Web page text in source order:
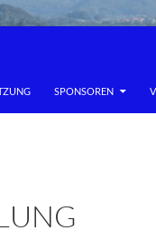
SPONSOREN